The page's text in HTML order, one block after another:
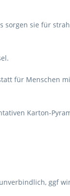
sie für
für Menschen
Karton-
ggf